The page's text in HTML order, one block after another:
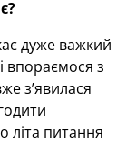
дуже важкий
впораємося з
з’явилася
літа питання